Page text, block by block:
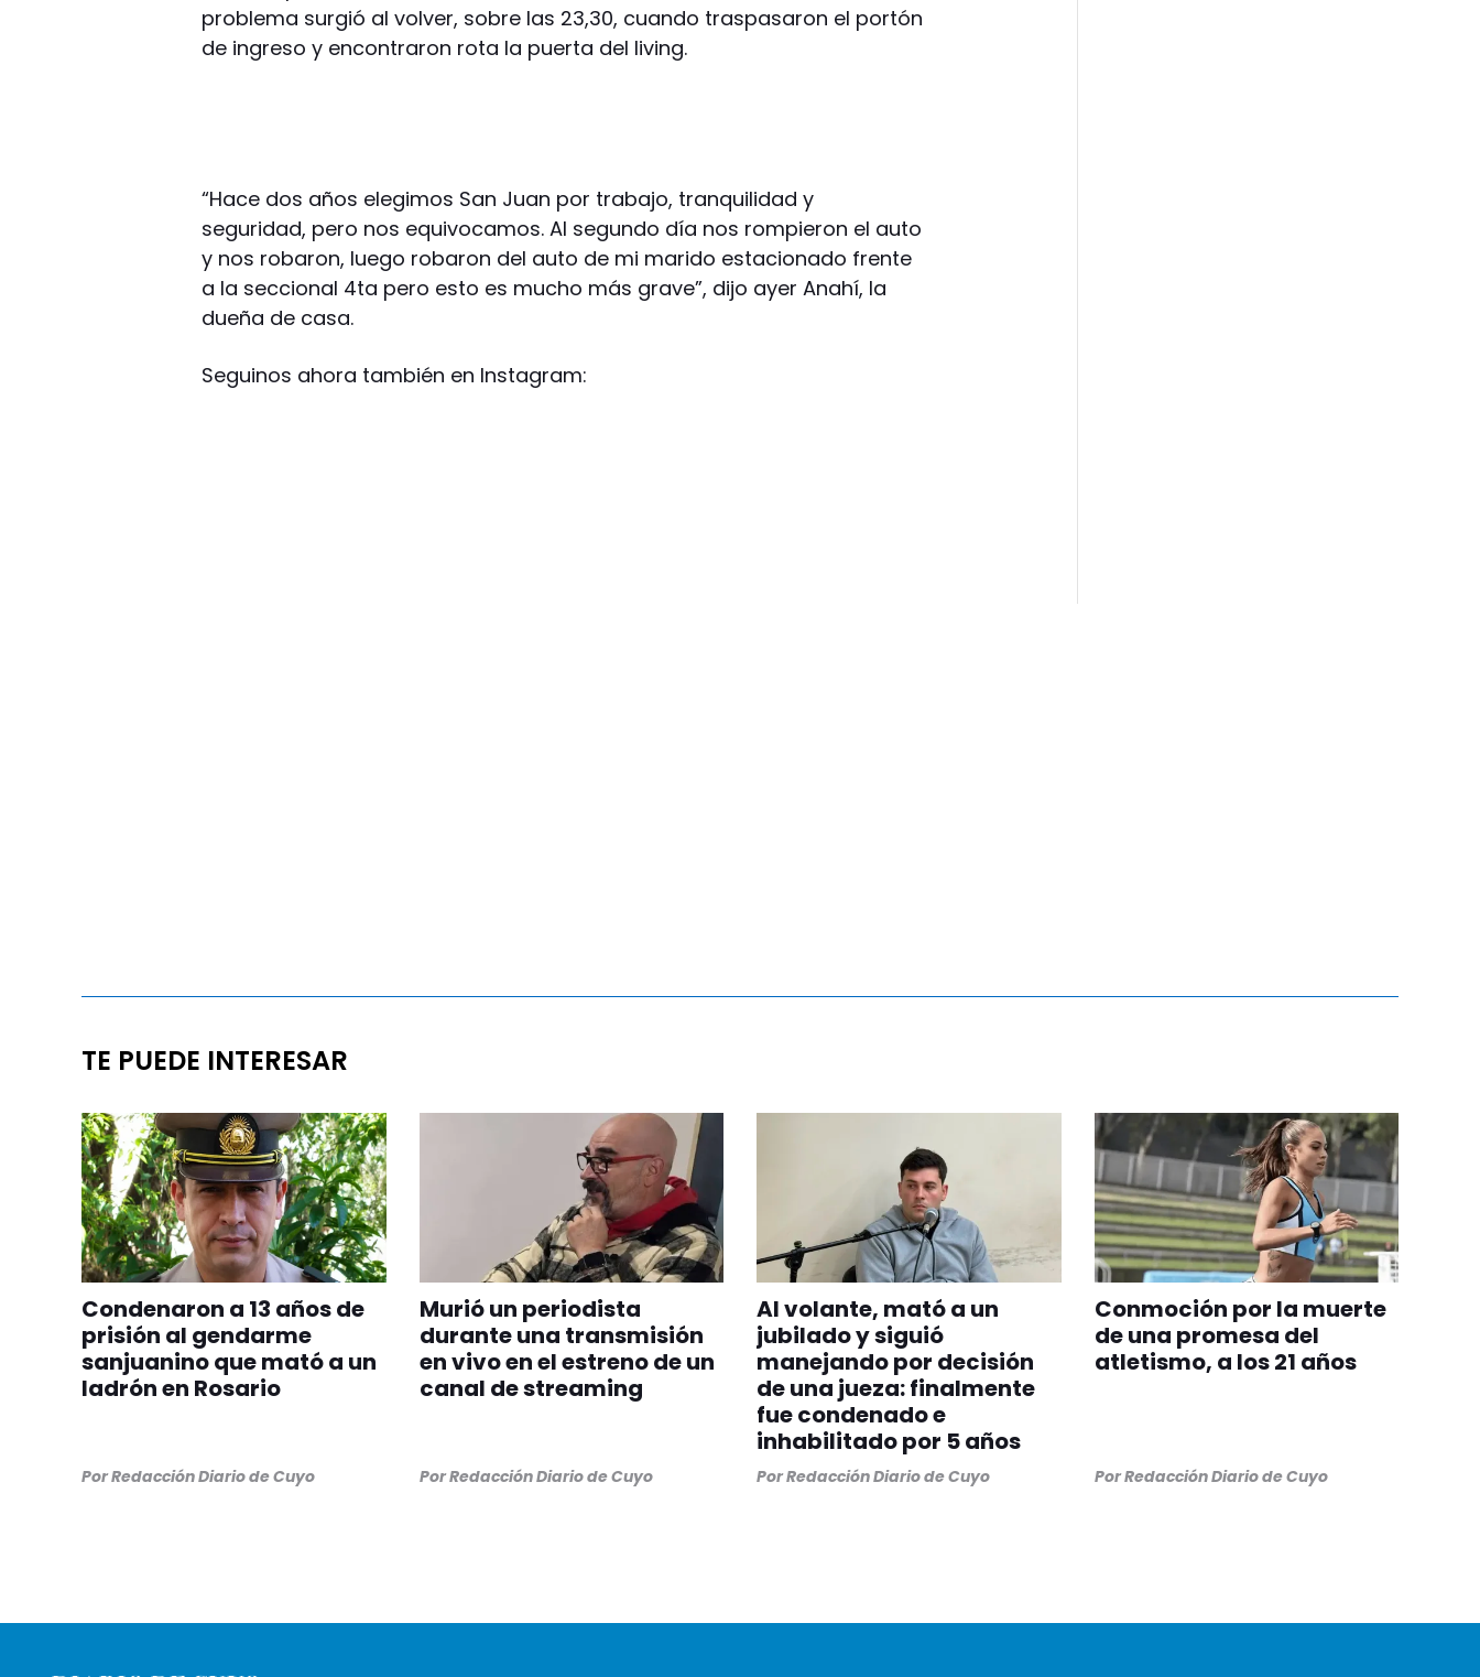
problema surgió al volver, sobre las 23,30, cuando traspasaron el portón
de ingreso y encontraron rota la puerta del living.
“Hace dos años elegimos San Juan por trabajo, tranquilidad y
seguridad, pero nos equivocamos. Al segundo día nos rompieron el auto
y nos robaron, luego robaron del auto de mi marido estacionado frente
a la seccional 4ta pero esto es mucho más grave”, dijo ayer Anahí, la
dueña de casa.
Seguinos ahora también en Instagram:
TE PUEDE INTERESAR
Condenaron a 13 años de
prisión al gendarme
sanjuanino que mató a un
ladrón en Rosario
PorRedacción Diario de Cuyo
Murió un periodista
durante una transmisión
en vivo en el estreno de un
canal de streaming
PorRedacción Diario de Cuyo
Al volante, mató a un
jubilado y siguió
manejando por decisión
de una jueza: finalmente
fue condenado e
inhabilitado por 5 años
PorRedacción Diario de Cuyo
Conmoción por la muerte
de una promesa del
atletismo, a los 21 años
PorRedacción Diario de Cuyo